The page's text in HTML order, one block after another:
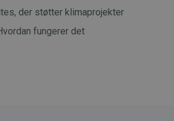
der støtter klimaprojekter
fungerer det